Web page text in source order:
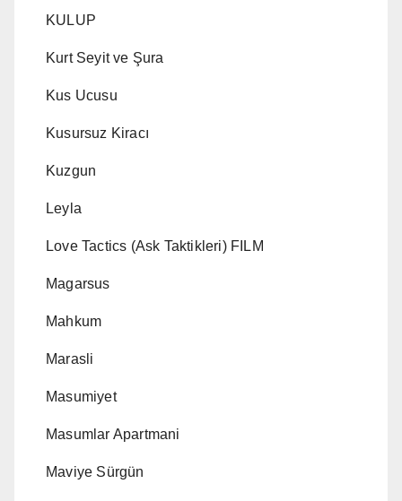
KULUP
Kurt Seyit ve Şura
Kus Ucusu
Kusursuz Kiracı
Kuzgun
Leyla
Love Tactics (Ask Taktikleri) FILM
Magarsus
Mahkum
Marasli
Masumiyet
Masumlar Apartmani
Maviye Sürgün